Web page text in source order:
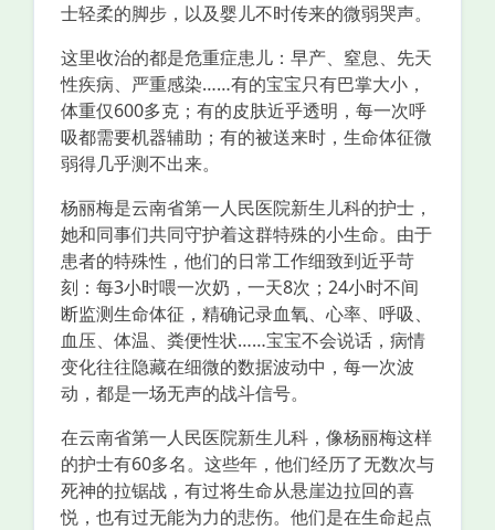
士轻柔的脚步，以及婴儿不时传来的微弱哭声。
这里收治的都是危重症患儿：早产、窒息、先天
性疾病、严重感染……有的宝宝只有巴掌大小，
体重仅600多克；有的皮肤近乎透明，每一次呼
吸都需要机器辅助；有的被送来时，生命体征微
弱得几乎测不出来。
杨丽梅是云南省第一人民医院新生儿科的护士，
她和同事们共同守护着这群特殊的小生命。由于
患者的特殊性，他们的日常工作细致到近乎苛
刻：每3小时喂一次奶，一天8次；24小时不间
断监测生命体征，精确记录血氧、心率、呼吸、
血压、体温、粪便性状……宝宝不会说话，病情
变化往往隐藏在细微的数据波动中，每一次波
动，都是一场无声的战斗信号。
在云南省第一人民医院新生儿科，像杨丽梅这样
的护士有60多名。这些年，他们经历了无数次与
死神的拉锯战，有过将生命从悬崖边拉回的喜
悦，也有过无能为力的悲伤。他们是在生命起点